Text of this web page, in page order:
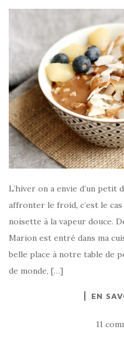
L’hiver on a envie d’un petit
affronter le froid, c’est le
noisette à la vapeur douce.
Marion est entré dans ma
belle place à notre table de
de monde, […]
EN
11